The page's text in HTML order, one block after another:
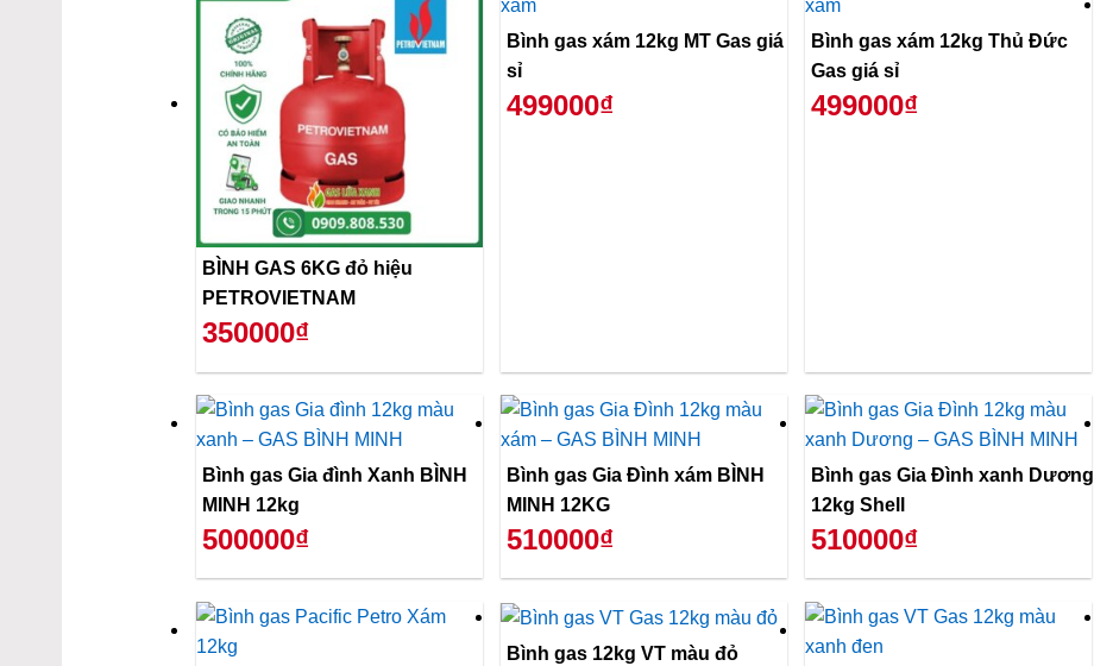
BÌNH GAS 6KG đỏ hiệu
PETROVIETNAM
350000₫
Bình gas xám 12kg MT Gas giá
sỉ
499000₫
Bình gas xám 12kg Thủ Đức
Gas giá sỉ
499000₫
Bình gas Gia đình Xanh BÌNH
MINH 12kg
500000₫
Bình gas Gia Đình xám BÌNH
MINH 12KG
510000₫
Bình gas Gia Đình xanh Dương
12kg Shell
510000₫
Bình gas 12kg VT màu đỏ